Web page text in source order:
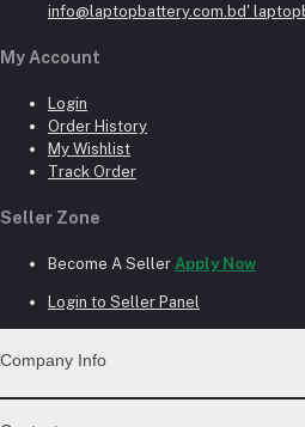
info@laptopbattery.com.bd'
My Account
Login
Order History
My Wishlist
Track Order
Seller Zone
Become A Seller Apply Now
Login to Seller Panel
Company Info